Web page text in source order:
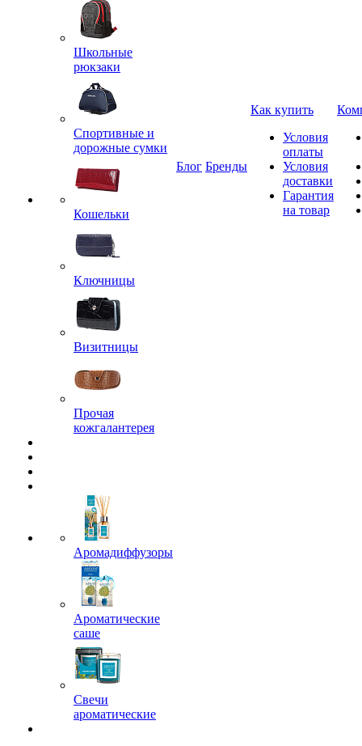
Школьные
рюкзаки
Спортивные и
дорожные сумки
Кошельки
Ключницы
Визитницы
Прочая
кожгалантерея
Аромадиффузоры
Ароматические
саше
Свечи
ароматические
Блог Бренды
Как купить
Условия
оплаты
Условия
доставки
Гарантия
на товар